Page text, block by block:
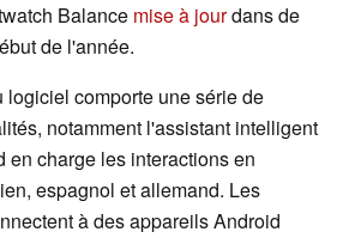
Balance mise à jourdans de
de l'année.
logiciel comporte une série de
notamment l'assistant intelligent
en charge les interactions en
espagnol et allemand. Les
à des appareils Android